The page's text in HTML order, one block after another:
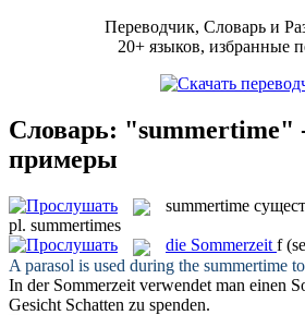
Переводчик, Словарь и
20+ языков, избранные
Словарь: "summertime"
примеры
summertime
pl. summertimes
die Sommerzeit f
A parasol is used during the summertime
In der Sommerzeit verwendet man einen
Gesicht Schatten zu spenden.